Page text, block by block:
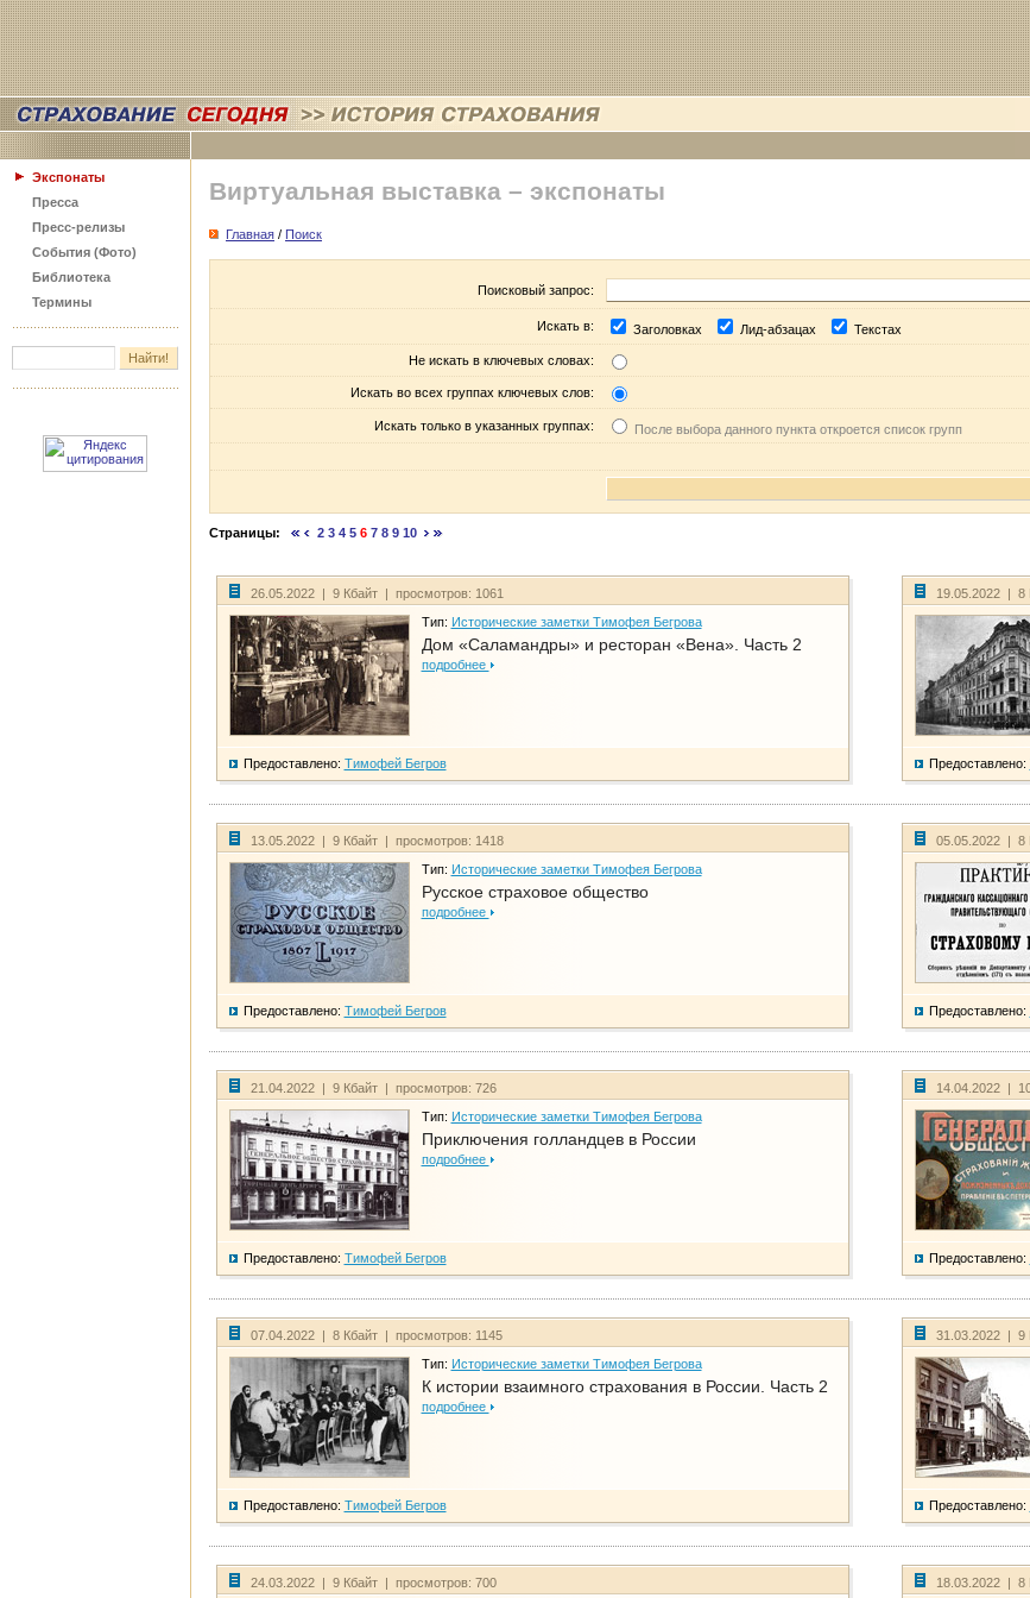
Экспонаты
Пресса
Пресс-релизы
События (Фото)
Библиотека
Термины
Виртуальная выставка – экспонаты
Главная / Поиск
Поисковый запрос:
Искать в: Заголовках Лид-абзацах Текстах
Не искать в ключевых словах:
Искать во всех группах ключевых слов:
Искать только в указанных группах: После выбора данного пункта откроется список групп
Страницы: 2 3 4 5 6 7 8 9 10
26.05.2022 | 9 Кбайт | просмотров: 1061
Тип: Исторические заметки Тимофея Бегрова
Дом «Саламандры» и ресторан «Вена». Часть 2
подробнее
Предоставлено: Тимофей Бегров
19.05.2022 | 8
Предоставлено:
13.05.2022 | 9 Кбайт | просмотров: 1418
Тип: Исторические заметки Тимофея Бегрова
Русское страховое общество
подробнее
Предоставлено: Тимофей Бегров
05.05.2022 | 8
Предоставлено:
21.04.2022 | 9 Кбайт | просмотров: 726
Тип: Исторические заметки Тимофея Бегрова
Приключения голландцев в России
подробнее
Предоставлено: Тимофей Бегров
14.04.2022 |
Предоставлено:
07.04.2022 | 8 Кбайт | просмотров: 1145
Тип: Исторические заметки Тимофея Бегрова
К истории взаимного страхования в России. Часть 2
подробнее
Предоставлено: Тимофей Бегров
31.03.2022 | 9
Предоставлено:
24.03.2022 | 9 Кбайт | просмотров: 700 18.03.2022 | 8